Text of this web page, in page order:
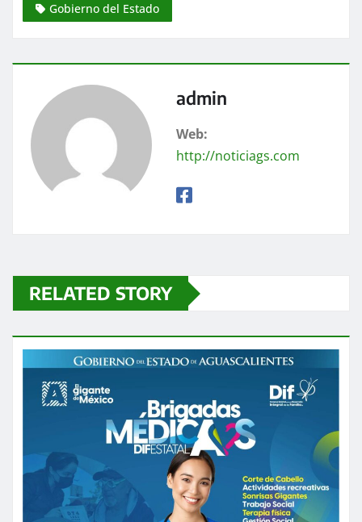
Gobierno del Estado
admin
Web:
http://noticiags.com
RELATED STORY